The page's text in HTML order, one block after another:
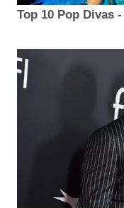
Top 10 Pop Divas